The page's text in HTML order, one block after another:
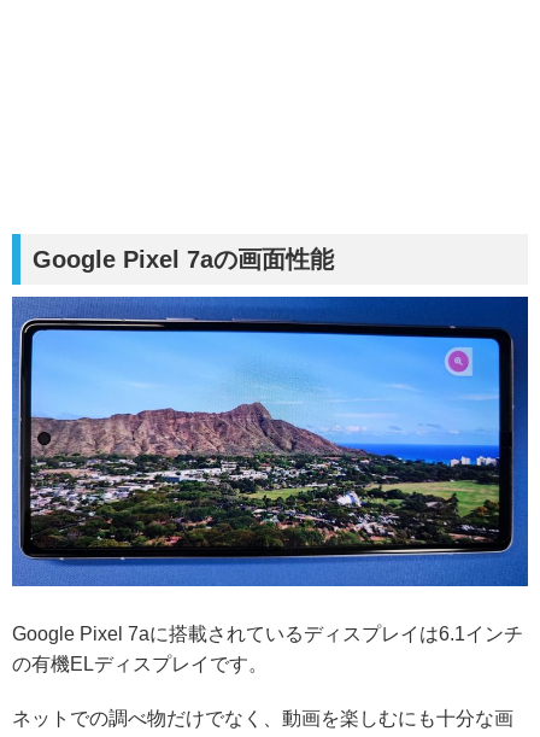
Google Pixel 7aの画面性能
Google Pixel 7aに搭載されているディスプレイは6.1インチ
の有機ELディスプレイです。
ネットでの調べ物だけでなく、動画を楽しむにも十分な画